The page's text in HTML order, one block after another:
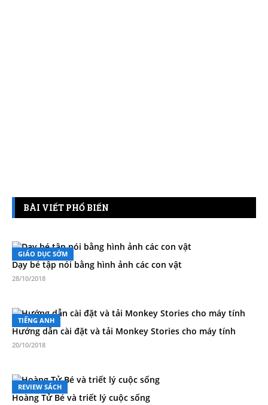
BÀI VIẾT PHỔ BIẾN
GIÁO DỤC SỚM
Dạy bé tập nói bằng hình ảnh các con vật
28/10/2018
TIẾNG ANH
Hướng dẫn cài đặt và tải Monkey Stories cho máy tính
20/10/2018
REVIEW SÁCH
Hoàng Tử Bé và triết lý cuộc sống